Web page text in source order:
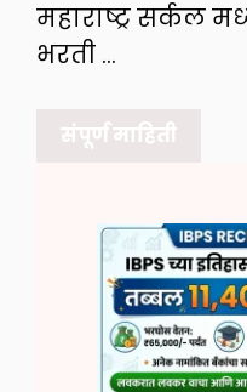
महाराष्ट्र सर्कल
भरती …
संपूर्ण माहिती